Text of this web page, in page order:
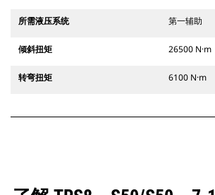
所需液压系统 第一辅助
倾斜扭矩 26500 N·m
转弯扭矩 6100 N·m